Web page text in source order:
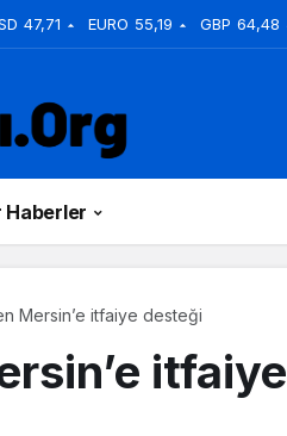
47,71 EURO 55,19 GBP 64,48
Haberler
Mersin’e itfaiye desteği
itfaiye